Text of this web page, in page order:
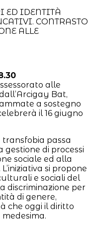
alle
Bat,
a sostegno
il 16 giugno
passa
gestione di processi
sociale ed alla
si propone
e sociali del
discriminazione per
di genere,
che oggi il diritto